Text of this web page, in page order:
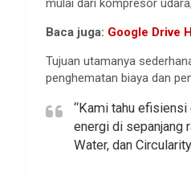
mulai dari kompresor
Baca juga: Google Drive
Tujuan utamanya
penghematan biaya dan
“Kami tahu efisiensi
energi di sepanjang
Water, dan